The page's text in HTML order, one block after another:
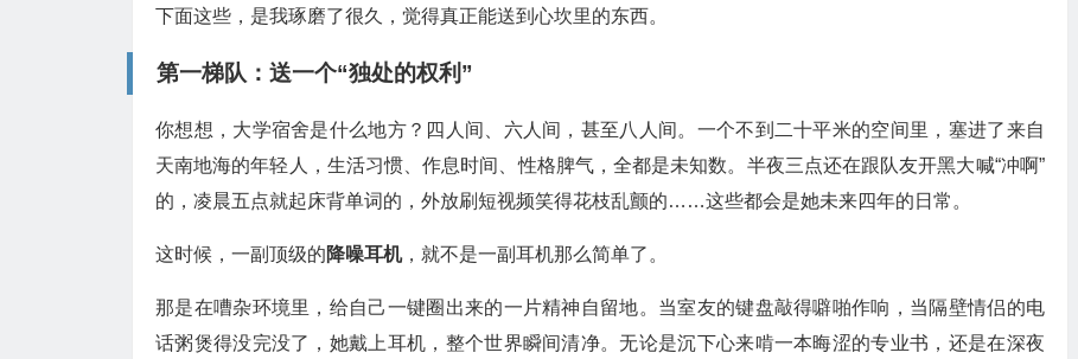
下面这些，是我琢磨了很久，觉得真正能送到心坎里的东西。
第一梯队：送一个“独处的权利”
你想想，大学宿舍是什么地方？四人间、六人间，甚至八人间。一个不到二十平米的空间里，塞进了来自
天南地海的年轻人，生活习惯、作息时间、性格脾气，全都是未知数。半夜三点还在跟队友开黑大喊“冲啊”
的，凌晨五点就起床背单词的，外放刷短视频笑得花枝乱颤的……这些都会是她未来四年的日常。
这时候，一副顶级的降噪耳机，就不是一副耳机那么简单了。
那是在嘈杂环境里，给自己一键圈出来的一片精神自留地。当室友的键盘敲得噼啪作响，当隔壁情侣的电
话粥煲得没完没了，她戴上耳机，整个世界瞬间清净。无论是沉下心来啃一本晦涩的专业书，还是在深夜